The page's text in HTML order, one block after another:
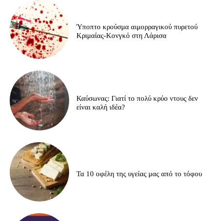
Ύποπτο κρούσμα αιμορραγικού πυρετού
Κριμαίας-Κονγκό στη Λάρισα
Καύσωνας: Γιατί το πολύ κρύο ντους δεν
είναι καλή ιδέα?
Τα 10 οφέλη της υγείας μας από το τόφου